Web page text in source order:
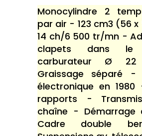
Monocylindre 2
par air - 123 cm3 (56
14 ch/6 500 tr/mn -
clapets dans le
carburateur Ø
Graissage séparé -
électronique en
rapports -
chaîne -
Cadre double